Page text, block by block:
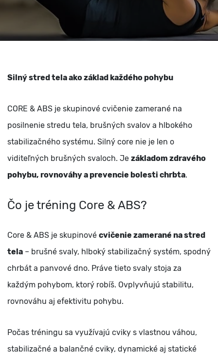
Silný stred tela ako základ každého pohybu
CORE & ABS je skupinové cvičenie zamerané na
posilnenie stredu tela, brušných svalov a hlbokého
stabilizačného systému. Silný core nie je len o
viditeľných brušných svaloch. Je základom zdravého
pohybu, rovnováhy a prevencie bolesti chrbta.
Čo je tréning Core & ABS?
Core & ABS je skupinové cvičenie zamerané na stred
tela – brušné svaly, hlboký stabilizačný systém, spodný
chrbát a panvové dno. Práve tieto svaly stoja za
každým pohybom, ktorý robíš. Ovplyvňujú stabilitu,
rovnováhu aj efektivitu pohybu.
Počas tréningu sa využívajú cviky s vlastnou váhou,
stabilizačné a balančné cviky, dynamické aj statické